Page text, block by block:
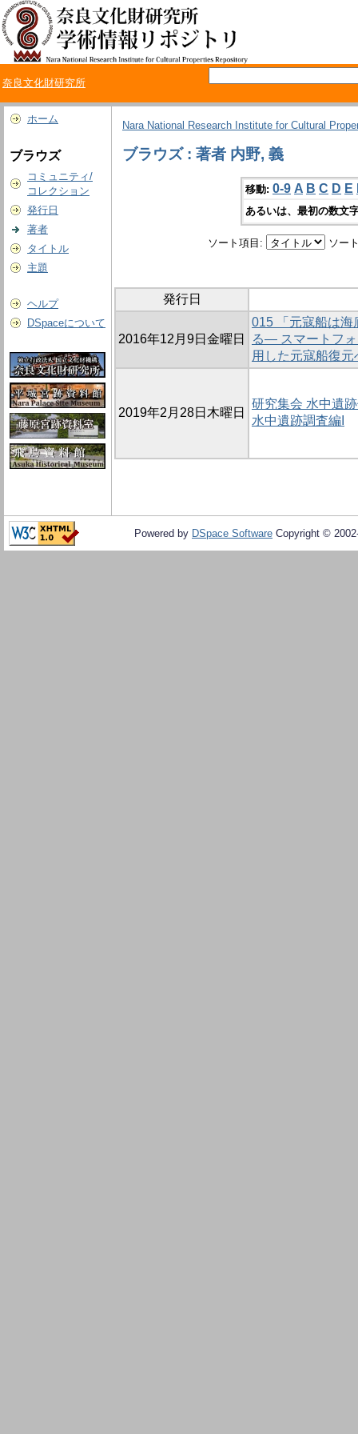
奈良文化財研究所
ホーム
ブラウズ
コミュニティ/
コレクション
発行日
著者
タイトル
主題
ヘルプ
DSpaceについて
Nara National Research Institute for Cultural
ブラウズ : 著者 内野, 義
移動: 0-9 A B C D E
あるいは、最初の数文
ソート項目: ソー
発行日
2016年12月9日金曜日
015 「元寇船は海
る― スマートフ
用した元寇船復
2019年2月28日木曜日
研究集会 水中遺
水中遺跡調査編I
Powered by DSpace Software Copyright ©